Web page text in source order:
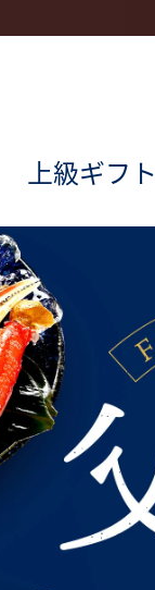
上級ギフト